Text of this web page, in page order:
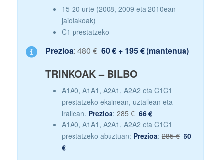
15-20 urte (2008, 2009 eta 2010ean
jaiotakoak)
C1 prestatzeko
Prezioa: 480 € 60 € + 195 € (mantenua)
TRINKOAK – BILBO
A1A0, A1A1, A2A1, A2A2 eta C1C1
prestatzeko ekainean, uztailean eta
irailean. Prezioa: 285 € 66 €
A1A0, A1A1, A2A1, A2A2 eta C1C1
prestatzeko abuztuan: Prezioa: 285 € 60
€